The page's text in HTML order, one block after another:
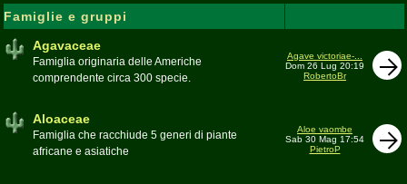
Geohintonia, Obregonia, Oroya,
Ortegocactus, Pediocactus, Pelecyphora,
Pereskia, Sclerocactus, Strombocactus ,
Toumeya, Uebelmannia, Yavia. Sottotribù:
Hylocereinae (Aporocactus, Epiphyllum,
Famiglie e gruppi
Agavaceae
Famiglia originaria delle Americhe
comprendente circa 300 specie.
generi:Agave, Beschorneria, Furcraea,
Hesperaloë, Littaea, Manfreda, Polianthes,
Agave victoriae-...
Dom 26 Lug 20:19
RobertoBr
Aloaceae
Famiglia che racchiude 5 generi di piante
africane e asiatiche
Aloe vaombe
Sab 30 Mag 17:54
PietroP